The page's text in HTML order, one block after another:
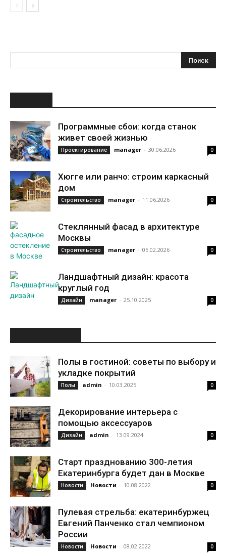
Программные сбои: когда станок
живет своей жизнью
Проектирование manager - 30.06.2026 0
Хюгге или ранчо: строим каркасный
дом
Строительство manager - 11.06.2026 0
Стеклянный фасад в архитектуре
Москвы
Строительство manager - 05.02.2026 0
Ландшафтный дизайн: красота
круглый год
Дизайн manager - 25.10.2025 0
Полы в гостиной: советы по выбору и
укладке покрытий
Полы admin - 10.03.2025 0
Декорирование интерьера с
помощью аксессуаров
Дизайн admin - 13.09.2024 0
Старт празднованию 300-летия
Екатеринбурга будет дан в Москве
Новости Новости - 10.08.2022 0
Пулевая стрельба: екатеринбуржец
Евгений Панченко стал чемпионом
России
Новости Новости - 08.02.2022 0